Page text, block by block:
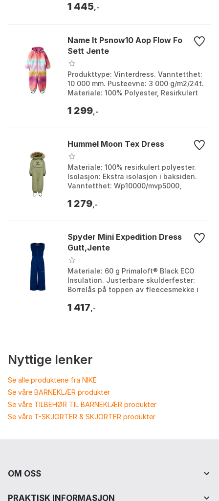
Stormmansjetter: Med tommelhull...
1 445 ,-
Name It Psnow10 Aop Flow Fo
Sett Jente
Produkttype: Vinterdress. Vanntetthet:
10 000 mm. Pusteevne: 3 000 g/m2/24t.
Materiale: 100% Polyester, Resirkulert
Rose...
1 299 ,-
Hummel Moon Tex Dress
Materiale: 100% resirkulert polyester.
Isolasjon: Ekstra isolasjon i baksiden.
Vanntetthet: Wp10000/mvp5000,
hette og ekte p...
1 279 ,-
Spyder Mini Expedition Dress
Gutt,Jente
Materiale: 60 g Primaloft® Black ECO
Insulation. Justerbare skulderfester:
Borrelås på toppen av fleecesmekke i
beve...
1 417 ,-
Nyttige lenker
Se alle produktene fra NIKE
Se våre BARNEKLÆR produkter
Se våre TILBEHØR TIL BARNEKLÆR produkter
Se våre T-SKJORTER & SKJORTER produkter
OM OSS
PRAKTISK INFORMASJON